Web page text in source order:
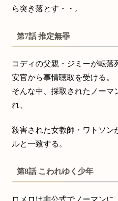
ら突き落とす・・。
第7話 推定無罪
コディの父親・ジミーが転
安官から事情聴取を受ける。
そんな中、採取されたノーマ
れ、
殺害された女教師・ワトソン
ルと一致する。
第8話 こわれゆく少年
ロメロは非公式でノーマンに